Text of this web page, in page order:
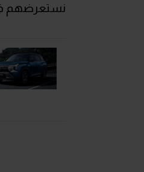
نستعرضهم